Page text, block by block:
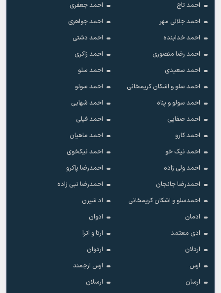
احمد تاج
احمد جعفری
احمد جلالی مهر
احمد جواهری
احمد خدابنده
احمد دشتی
احمد رضا منصوری
احمد زاکری
احمد سعیدی
احمد سلو
احمد سلو و اشکان کریمخانی
احمد سولو
احمد سولو و پناه
احمد شهابی
احمد صفایی
احمد فیلی
احمد کارو
احمد ماهیان
احمد نیک خو
احمد نیکخوی
احمد ولی زاده
احمدرضا پاکرو
احمدرضا جانجان
احمدرضا نبی زاده
احمدسلو و اشکان کریمخانی
اد شیرن
ادمان
ادوان
ادی معتمد
ارتا و اترا
اردلان
اردوان
ارس
ارس ارجمند
ارسان
ارسلان